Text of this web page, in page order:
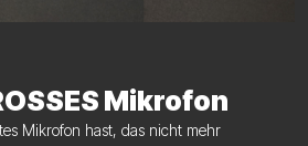
Mikrofon
Mikrofon hast, das nicht mehr